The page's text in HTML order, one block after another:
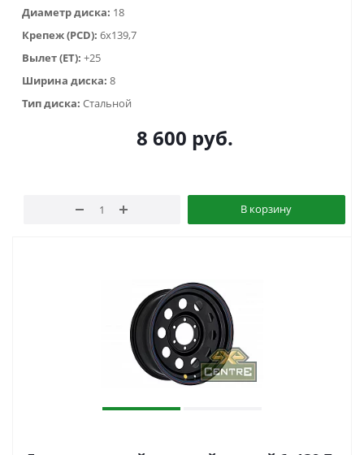
Диаметр диска: 18
Крепеж (PCD): 6x139,7
Вылет (ET): +25
Ширина диска: 8
Тип диска: Стальной
8 600 руб.
В корзину